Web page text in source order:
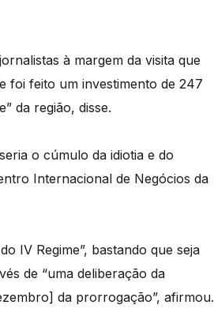
à margem da visita que
foi feito um investimento de 247
da região, disse.
o cúmulo da idiotia e do
Internacional de Negócios da
IV Regime”, bastando que seja
de “uma deliberação da
da prorrogação”, afirmou.